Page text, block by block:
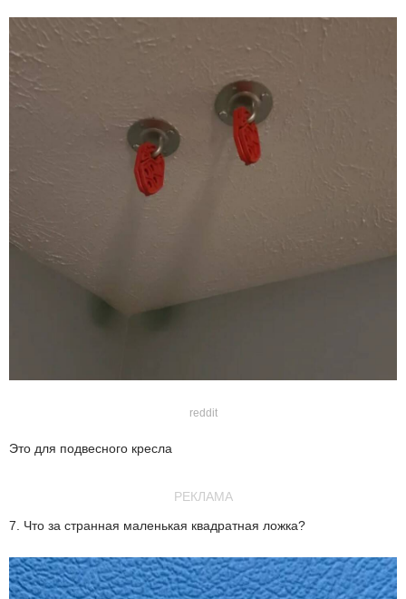
reddit
Это для подвесного кресла
РЕКЛАМА
7. Что за странная маленькая квадратная ложка?